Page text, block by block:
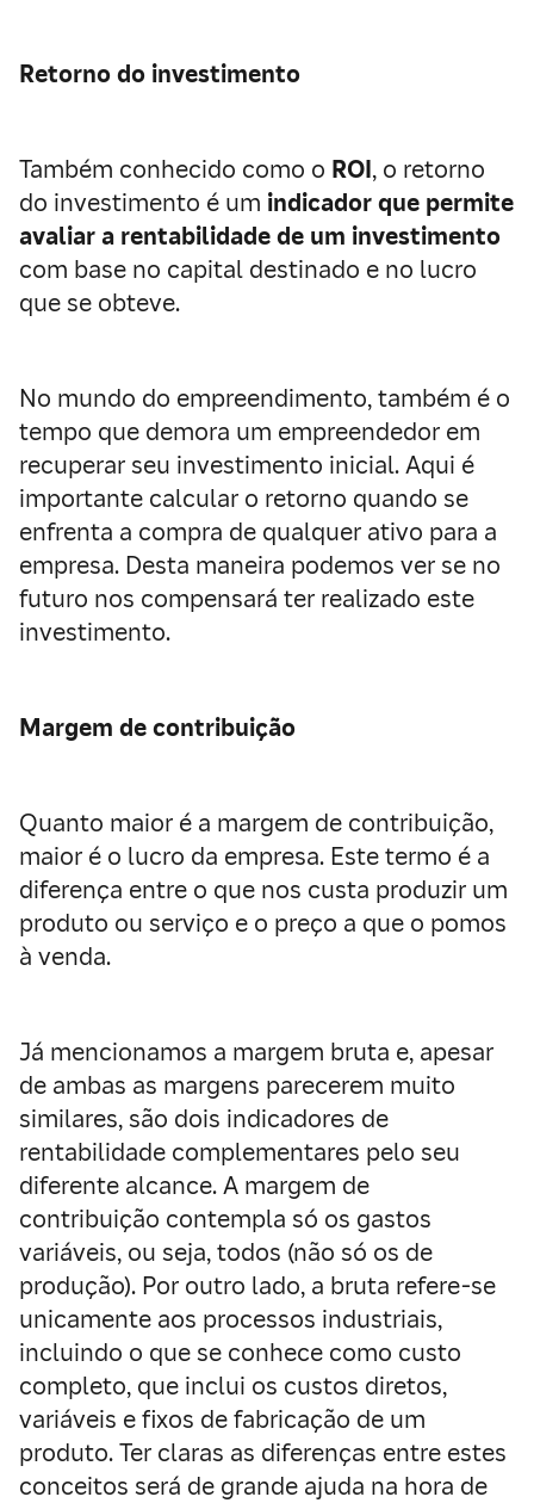
Retorno do investimento
Também conhecido como o ROI, o retorno
do investimento é um indicador que permite
avaliar a rentabilidade de um investimento
com base no capital destinado e no lucro
que se obteve.
No mundo do empreendimento, também é o
tempo que demora um empreendedor em
recuperar seu investimento inicial. Aqui é
importante calcular o retorno quando se
enfrenta a compra de qualquer ativo para a
empresa. Desta maneira podemos ver se no
futuro nos compensará ter realizado este
investimento.
Margem de contribuição
Quanto maior é a margem de contribuição,
maior é o lucro da empresa. Este termo é a
diferença entre o que nos custa produzir um
produto ou serviço e o preço a que o pomos
à venda.
Já mencionamos a margem bruta e, apesar
de ambas as margens parecerem muito
similares, são dois indicadores de
rentabilidade complementares pelo seu
diferente alcance. A margem de
contribuição contempla só os gastos
variáveis, ou seja, todos (não só os de
produção). Por outro lado, a bruta refere-se
unicamente aos processos industriais,
incluindo o que se conhece como custo
completo, que inclui os custos diretos,
variáveis e fixos de fabricação de um
produto. Ter claras as diferenças entre estes
conceitos será de grande ajuda na hora de